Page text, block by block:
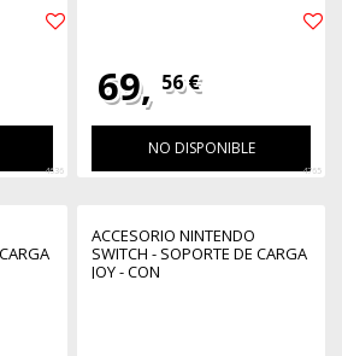
4636
69, 56 €
NO DISPONIBLE
4765
ACCESORIO NINTENDO
SWITCH - SOPORTE DE CARGA
JOY - CON